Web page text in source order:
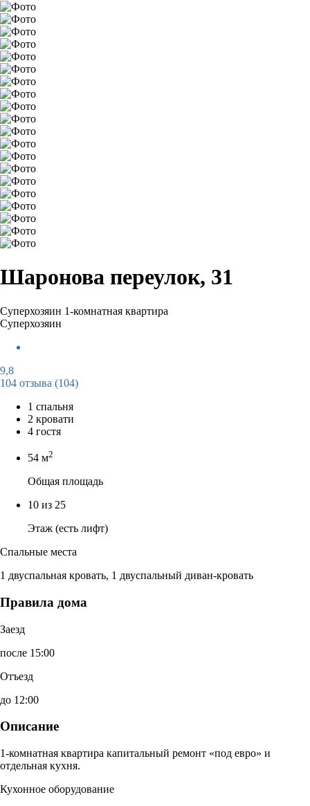
Шаронова переулок, 31
Суперхозяин 1-комнатная квартира
Суперхозяин
9,8
104 отзыва (104)
1 спальня
2 кровати
4 гостя
54 м2
Общая площадь
10 из 25
Этаж (есть лифт)
Спальные места
1 двуспальная кровать, 1 двуспальный диван-кровать
Правила дома
Заезд
после 15:00
Отъезд
до 12:00
Описание
1-комнатная квартира капитальный ремонт «под евро» и
отдельная кухня.
Кухонное оборудование